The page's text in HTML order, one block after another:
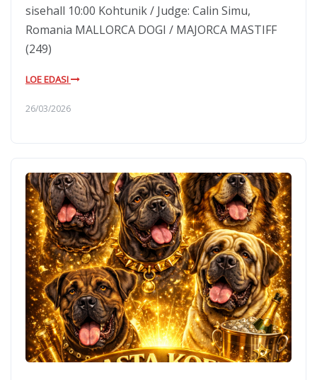
sisehall 10:00 Kohtunik / Judge: Calin Simu,
Romania MALLORCA DOGI / MAJORCA MASTIFF
(249)
LOE EDASI
26/03/2026